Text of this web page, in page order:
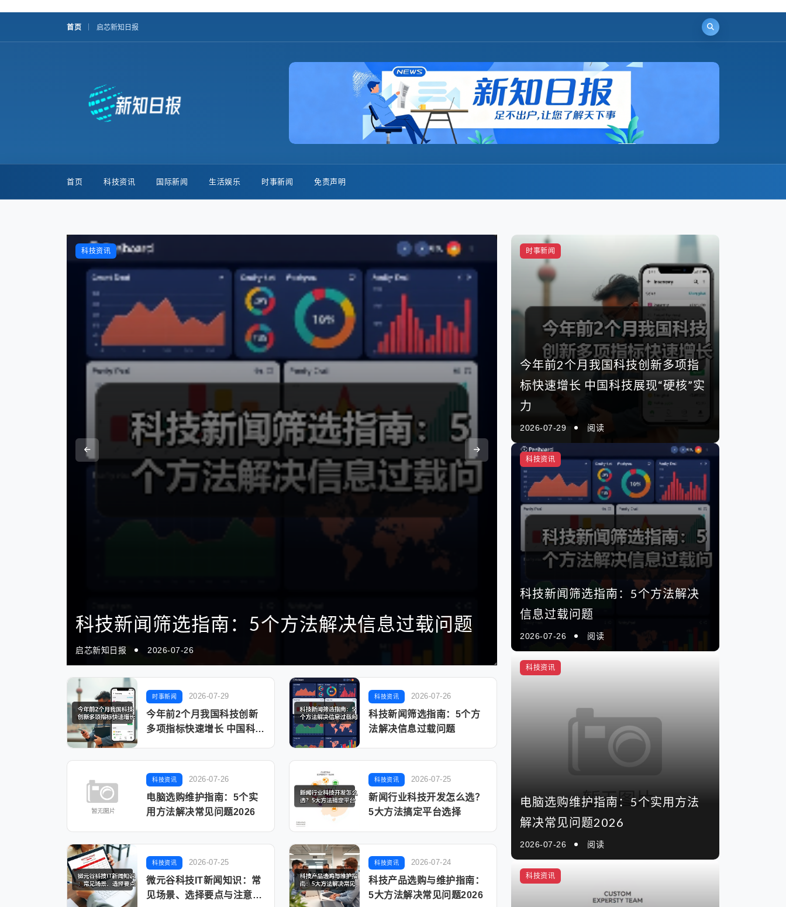
首页 启芯新知日报
首页 科技资讯 国际新闻 生活娱乐 时事新闻 免责声明
科技资讯
2026
启芯新知日报 2026-07-26
科技资讯
新闻行业科技开发怎么选？5大
择
启芯新知日报 2026-07-25
时事新闻 2026-07-29
今年前2个月我国科技创新
多项指标快速增长 中国科技
科技资讯 2026-07-26
科技新闻筛选指南：5个方
法解决信息过载问题
科技资讯 2026-07-26
电脑选购维护指南：5个实
用方法解决常见问题2026
科技资讯 2026-07-25
新闻行业科技开发怎么选？
5大方法搞定平台选择
科技资讯 2026-07-25
微元谷科技IT新闻知识：常
见场景、选择要点与注意事
科技资讯 2026-07-24
科技产品选购与维护指南：
5大方法解决常见问题2026
时事新闻
今年前2个月我国科技创新多项指
标快速增长 中国科技展现“硬核”实
力
2026-07-29 阅读
科技资讯
科技新闻筛选指南：5个方法解决
信息过载问题
2026-07-26 阅读
科技资讯
电脑选购维护指南：5个实用方法
解决常见问题2026
2026-07-26 阅读
科技资讯